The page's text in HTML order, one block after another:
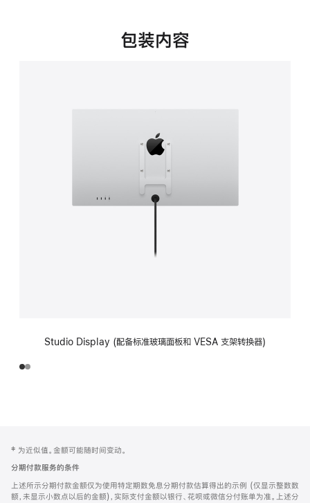
中
包装内容
Studio Display (配备标准玻璃面板和 VESA 支架转换器)
页
页
脚
注
‡ 为近似值。金额可能随时间变动。
分期付款服务的条件
上述所示分期付款金额仅为使用特定期数免息分期付款估算得出的示例 (仅显示整数数
额，未显示小数点以后的金额)，实际支付金额以银行、花呗或微信分付账单为准。上述分